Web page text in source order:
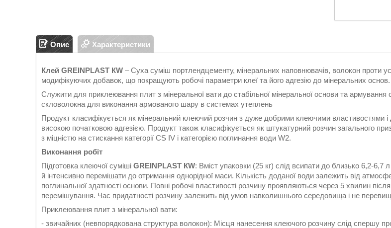
Опис Характеристики
Клей GREINPLAST КW – Суха суміш портлендцементу, мінеральних наповнювачів, волокон проти
модифікуючих добавок, що покращують робочі параметри клеї та його адгезію до мінеральних основ.
Служити для приклеювання плит з мінеральної вати до стабільної мінеральної основи та армування
скловолокна для виконання армованого шару в системах утеплень
Продукт класифікується як мінеральний клеючий розчин з дуже добрими клеючими властивостями і
високою початковою адгезією. Продукт також класифікується як штукатурний розчин загального
з міцністю на стискання категорії CS IV i категорією поглинання води W2.
Виконання робіт
Підготовка клеючої суміші GREINPLAST КW: Вміст упаковки (25 кг) слід всипати до близько 6,2-6,7
й інтенсивно перемішати до отримання однорідної маси. Кількість доданої води залежить від
поглинальної здатності основи. Повні робочі властивості розчину проявляються через 5 хвилин
перемішування. Час придатності розчину залежить від умов навколишнього середовища і не
Приклеювання плит з мінеральної вати:
- звичайних (невпорядкована структура волокон): Місця нанесення клеючого розчину слід спершу